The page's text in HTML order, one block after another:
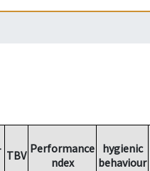
TBV Performance
ndex
hygienic
behaviour